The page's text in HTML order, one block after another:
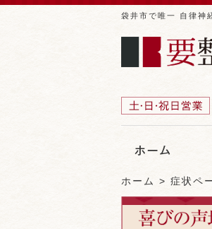
袋井市で唯一 自律神
ホーム 症状ペ